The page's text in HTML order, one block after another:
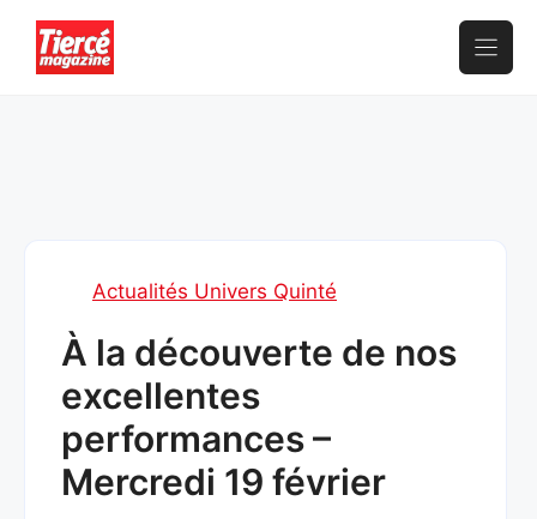
contenu
Actualités Univers Quinté
À la découverte de nos
excellentes
performances –
Mercredi 19 février